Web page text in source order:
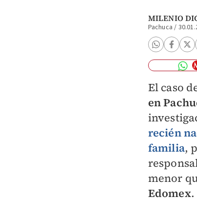
MILENIO
Pachuca /
El caso
en
recién
familia,
menor
Edomex.